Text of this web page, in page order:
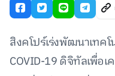
สิงคโปร์เร่งพัฒนาเทค
COVID-19 ดิจิทัลเพื่อ